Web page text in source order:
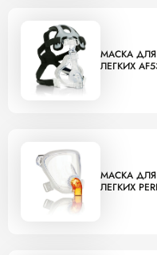
МАСКА
ЛЕГКИХ
МАСКА
ЛЕГКИХ